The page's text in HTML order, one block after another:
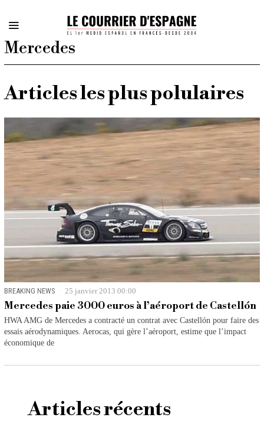
Mercedes
Articles les plus polulaires
BREAKING NEWS 25 janvier 2013 00:00
Mercedes paie 3000 euros à l’aéroport de Castellón
HWA AMG de Mercedes a contracté un contrat avec Castellón pour faire des
essais aérodynamiques. Aerocas, qui gère l’aéroport, estime que l’impact
économique de
Articles récents